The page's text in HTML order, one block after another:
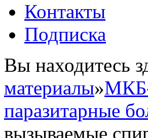
Контакты
Подписка
Вы находитесь
материалы»
паразитарные
вызываемые